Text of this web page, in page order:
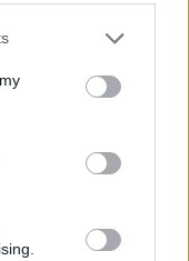
for Spain|Esim